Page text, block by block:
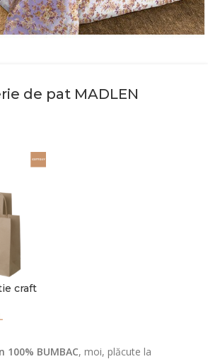
de pat MADLEN
craft
BUMBAC, moi, plăcute la